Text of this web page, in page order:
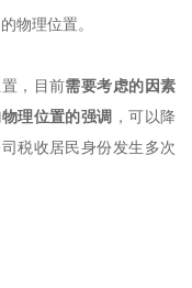
物理位置。
，目前需要考虑的因素
理位置的强调 ，可以降
税收居民身份发生多次